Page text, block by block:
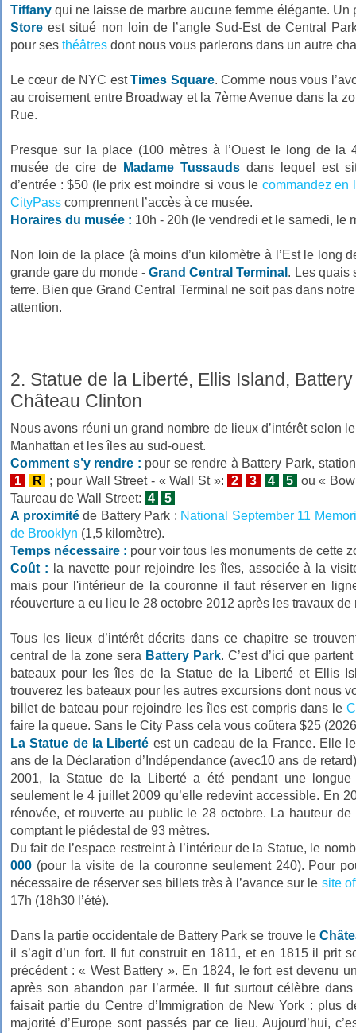
Tiffany qui ne laisse de marbre aucune femme élégante.
Store est situé non loin de l’angle Sud-Est de Central
pour ses théâtres dont nous vous parlerons dans un autre
Le cœur de NYC estTimes Square. Comme nous vous
au croisement entre Broadway et la 7ème Avenue dans la
Rue.
Presque sur la place (100 mètres à l’Ouest le long de la
musée de cire de
Madame Tussauds dans lequel est
d’entrée : $50 (le prix est moindre si vous le commandez en
CityPass comprennent l’accès à ce musée.
Horaires du musée : 10h - 20h (le vendredi et le samedi, le
Non loin de la place (à moins d’un kilomètre à l’Est le long
grande gare du monde -Grand Central Terminal . Les quais
terre. Bien que Grand Central Terminal ne soit pas dans
attention.
2. Statue de la Liberté, Ellis Island,
Château Clinton
Nous avons réuni un grand nombre de lieux d’intérêt selon
Manhattan et les îles au sud-ouest.
Comment s’y rendre : pour se rendre à Battery Park,
1
R ; pour Wall Street - « Wall St »: 2 3 4 5 ou «
Taureau de Wall Street: 4
5
A proximitéde Battery Park : National September 11
de Brooklyn (1,5 kilomètre).
Temps nécessaire : pour voir tous les monuments de cette
Coût : la navette pour rejoindre les îles, associée à la
mais pour l'intérieur de la couronne il faut réserver en
réouverture a eu lieu le 28 octobre 2012 après les travaux de
Tous les lieux d’intérêt décrits dans ce chapitre se
central de la zone sera Battery Park. C’est d’ici que
bateaux pour les îles de la Statue de la Liberté et Ellis
trouverez les bateaux pour les autres excursions dont nous
billet de bateau pour rejoindre les îles est compris dans le
faire la queue. Sans le City Pass cela vous coûtera $25
La Statue de la Liberté est un cadeau de la France. Elle
ans de la Déclaration d’Indépendance (avec10 ans de
2001, la Statue de la Liberté a été pendant une longue
seulement le 4 juillet 2009 qu’elle redevint accessible. En
rénovée, et rouverte au public le 28 octobre. La hauteur
comptant le piédestal de 93 mètres.
Du fait de l’espace restreint à l’intérieur de la Statue, le
000 (pour la visite de la couronne seulement 240). Pour
nécessaire de réserver ses billets très à l’avance sur le site
17h (18h30 l’été).
Dans la partie occidentale de Battery Park se trouve le
il s’agit d’un fort. Il fut construit en 1811, et en 1815 il prit
précédent : « West Battery ». En 1824, le fort est devenu
après son abandon par l’armée. Il fut surtout célèbre
faisait partie du Centre d’Immigration de New York : plus
majorité d’Europe sont passés par ce lieu. Aujourd’hui,